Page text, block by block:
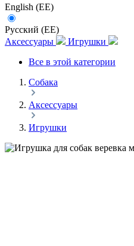
English (EE)
Русский (EE)
Аксессуары
Игрушки
Все в этой категории
Собака
Аксессуары
Игрушки